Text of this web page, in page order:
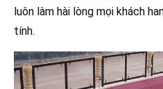
luôn làm hài lòng mọi khách
tính.